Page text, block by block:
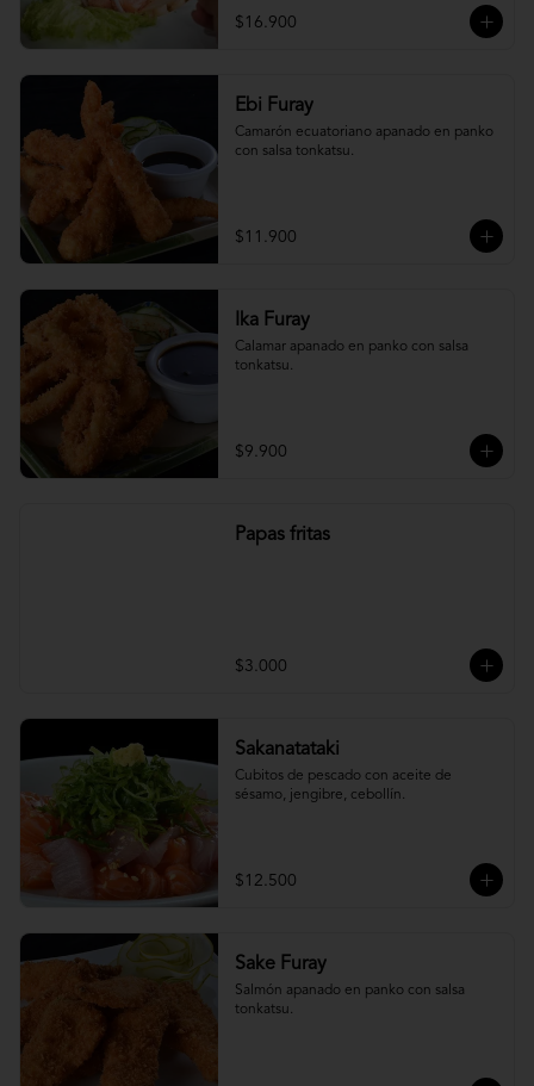
$16.900
Ebi Furay
Camarón ecuatoriano apanado en panko
con salsa tonkatsu.
$11.900
Ika Furay
Calamar apanado en panko con salsa
tonkatsu.
$9.900
Papas fritas
$3.000
Sakanatataki
Cubitos de pescado con aceite de
sésamo, jengibre, cebollín.
$12.500
Sake Furay
Salmón apanado en panko con salsa
tonkatsu.